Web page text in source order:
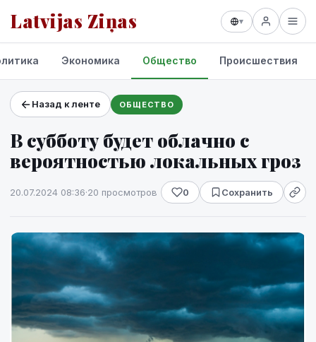
Latvijas Ziņas ▾
Проекты и сервисы
Прогноз погоды
Экономика Общество Происшествия
Назад к ленте ОБЩЕСТВО
В субботу будет облачно с
вероятностью локальных гроз
20.07.2024 08:36·20 просмотров 0 Сохранить